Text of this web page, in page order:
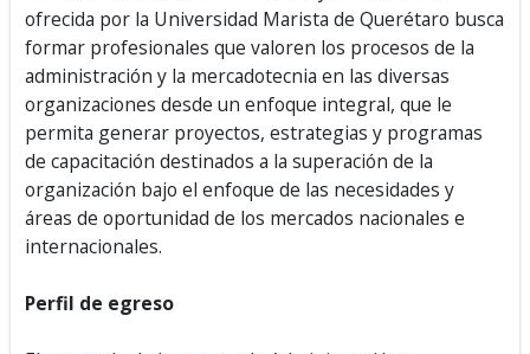
ofrecida por la Universidad Marista de Querétaro busca
formar profesionales que valoren los procesos de la
administración y la mercadotecnia en las diversas
organizaciones desde un enfoque integral, que le
permita generar proyectos, estrategias y programas
de capacitación destinados a la superación de la
organización bajo el enfoque de las necesidades y
áreas de oportunidad de los mercados nacionales e
internacionales.
Perfil de egreso